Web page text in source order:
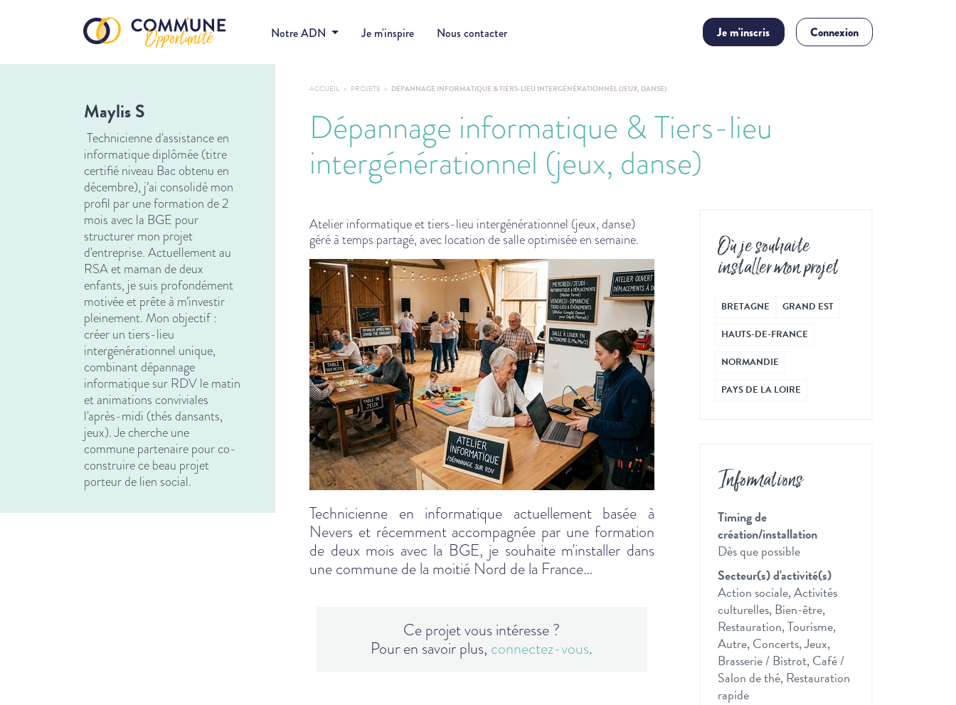
Notre ADN Je m'inspire Nous contacter Je m'inscris Connexion
Maylis S
Technicienne d'assistance en
informatique diplômée (titre
certifié niveau Bac obtenu en
décembre), j’ai consolidé mon
profil par une formation de 2
mois avec la BGE pour
structurer mon projet
d'entreprise. Actuellement au
RSA et maman de deux
enfants, je suis profondément
motivée et prête à m’investir
pleinement. Mon objectif :
créer un tiers-lieu
intergénérationnel unique,
combinant dépannage
informatique sur RDV le matin
et animations conviviales
l'après-midi (thés dansants,
jeux). Je cherche une
commune partenaire pour co-
construire ce beau projet
porteur de lien social.
ACCUEIL PROJETS DÉPANNAGE INFORMATIQUE & TIERS-LIEU INTERGÉNÉRATIONNEL (JEUX, DANSE)
Dépannage informatique & Tiers-lieu
intergénérationnel (jeux, danse)
Atelier informatique et tiers-lieu intergénérationnel (jeux, danse)
géré à temps partagé, avec location de salle optimisée en semaine.
Technicienne en informatique actuellement basée à
Nevers et récemment accompagnée par une formation
de deux mois avec la BGE, je souhaite m'installer dans
une commune de la moitié Nord de la France…
Ce projet vous intéresse ?
Pour en savoir plus, connectez-vous.
Où je souhaite
installer mon projet
BRETAGNE
GRAND EST
HAUTS-DE-FRANCE
NORMANDIE
PAYS DE LA LOIRE
Informations
Timing de
création/installation
Dès que possible
Secteur(s) d'activité(s)
Action sociale, Activités
culturelles, Bien-être,
Restauration, Tourisme,
Autre, Concerts, Jeux,
Brasserie / Bistrot, Café /
Salon de thé, Restauration
rapide